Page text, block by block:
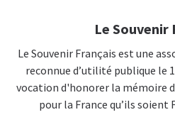
Le Souvenir
Le Souvenir Français est une
reconnue d’utilité publique le
vocation d'honorer la mémoire
pour la France qu’ils soient